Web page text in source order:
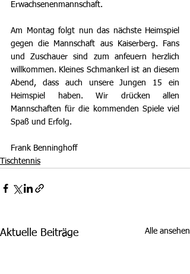
Erwachsenenmannschaft.
Am Montag folgt nun das nächste Heimspiel
gegen die Mannschaft aus Kaiserberg. Fans
und Zuschauer sind zum anfeuern herzlich
willkommen. Kleines Schmankerl ist an diesem
Abend, dass auch unsere Jungen 15 ein
Heimspiel haben. Wir drücken allen
Mannschaften für die kommenden Spiele viel
Spaß und Erfolg.
Frank Benninghoff
Tischtennis
Aktuelle Beiträge Alle ansehen